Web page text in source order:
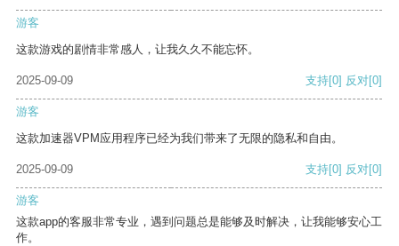
游客
这款游戏的剧情非常感人，让我久久不能忘怀。
2025-09-09 支持[0] 反对[0]
游客
这款加速器VPM应用程序已经为我们带来了无限的隐私和自由。
2025-09-09 支持[0] 反对[0]
游客
这款app的客服非常专业，遇到问题总是能够及时解决，让我能够安心工
作。